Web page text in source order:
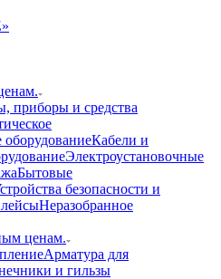
приборы и средства
оборудованиеКабели и
Электроустановочные
Бытовые
безопасности и
Неразобранное
ценам.
Арматура для
и гильзы